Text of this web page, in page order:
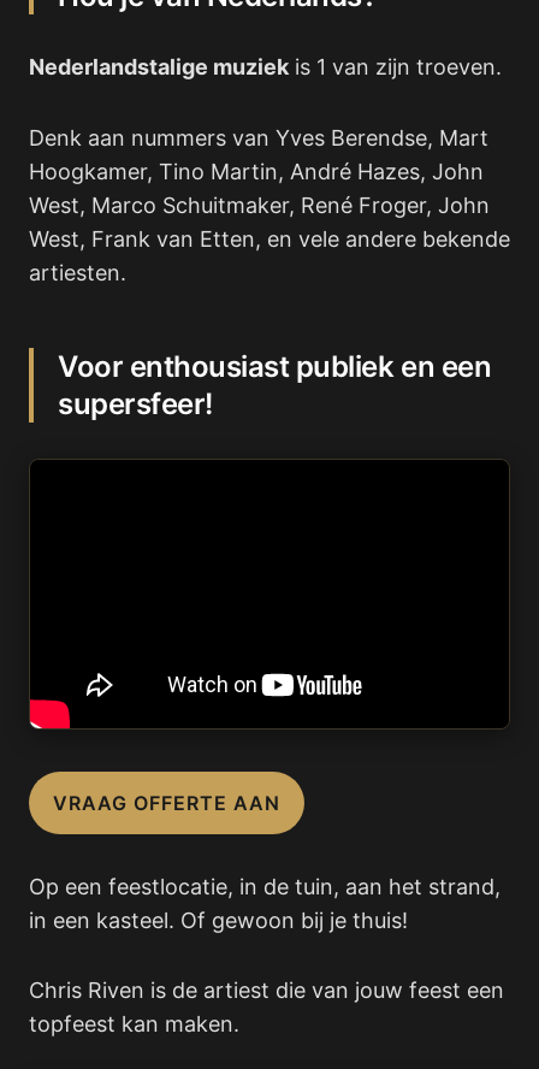
Nederlandstalige muziek is 1 van zijn troeven.
Denk aan nummers van Yves Berendse, Mart
Hoogkamer, Tino Martin, André Hazes, John
West, Marco Schuitmaker, René Froger, John
West, Frank van Etten, en vele andere bekende
artiesten.
Voor enthousiast publiek en een
supersfeer!
VRAAG OFFERTE AAN
Op een feestlocatie, in de tuin, aan het strand,
in een kasteel. Of gewoon bij je thuis!
Chris Riven is de artiest die van jouw feest een
topfeest kan maken.